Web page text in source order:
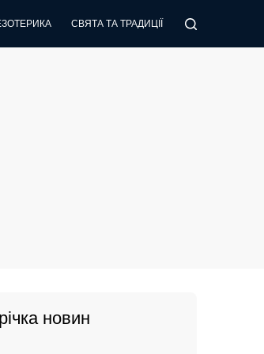
СВЯТА ТА ТРАДИЦІЇ ПОРАДИ
новин